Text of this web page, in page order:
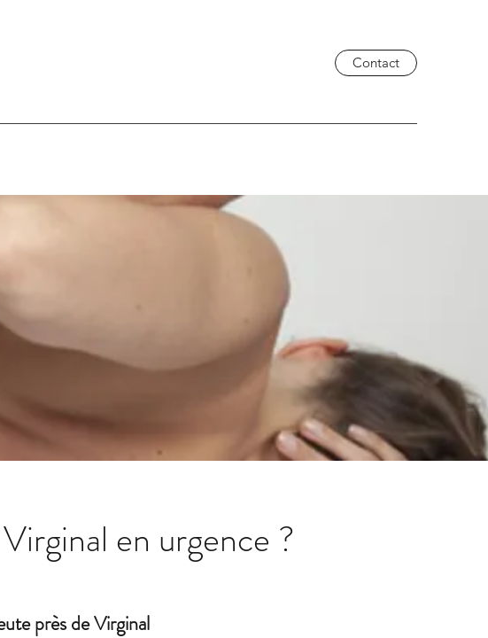
Contact
en urgence ?
près de Virginal